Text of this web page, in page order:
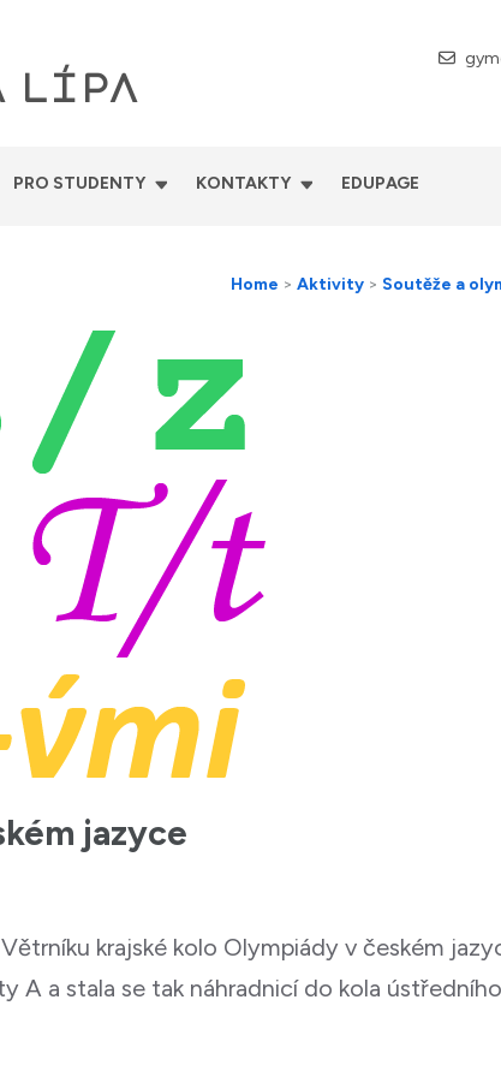
LÍPA
PRO STUDENTY KONTAKTY EDUPAGE
Home > Aktivity > Soutěže a
jazyce
krajské kolo Olympiády v českém
A a stala se tak náhradnicí do kola